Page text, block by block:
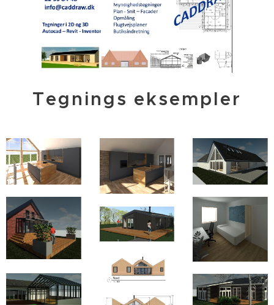
Tegnings eksempler